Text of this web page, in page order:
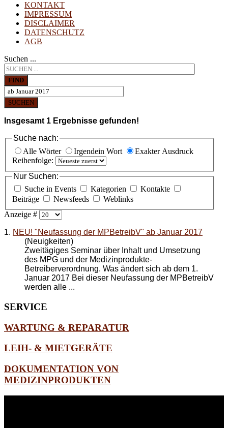
KONTAKT
IMPRESSUM
DISCLAIMER
DATENSCHUTZ
AGB
Suchen ...
FIND
SUCHEN
Insgesamt 1 Ergebnisse gefunden!
Suche nach:
Alle Wörter
Irgendein Wort
Exakter Ausdruck
Reihenfolge:
Nur Suchen:
Suche in Events
Kategorien
Kontakte
Beiträge
Newsfeeds
Weblinks
Anzeige #
1. NEU! "Neufassung der MPBetreibV" ab Januar 2017
(Neuigkeiten)
Zweitägiges Seminar über Inhalt und Umsetzung
des MPG und der Medizinprodukte-
Betreiberverordnung. Was ändert sich ab dem 1.
Januar 2017 Bei dieser Neufassung der MPBetreibV
werden alle ...
SERVICE
WARTUNG & REPARATUR
LEIH- & MIETGERÄTE
DOKUMENTATION VON
MEDIZINPRODUKTEN